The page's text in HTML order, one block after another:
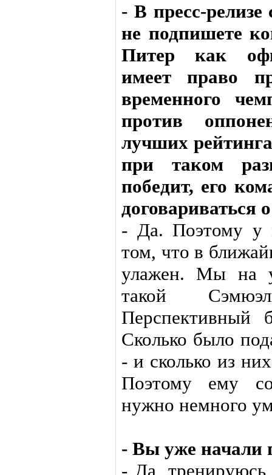
- В пресс-
не подпишете
Питер как
имеет право
временного
против
лучших
при таком
победит, его
договариваться
- Да. Поэтому у
том, что в
улажен. Мы на
такой
Перспективный
Сколько было
- и сколько из
Поэтому ему
нужно немного
- Вы уже начали
- Да,